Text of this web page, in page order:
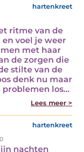
hartenkreet
ritme van de
voel je weer
met haar
de zorgen die
stilte van de
denk nu maar
problemen los…
Lees meer >
hartenkreet
nachten